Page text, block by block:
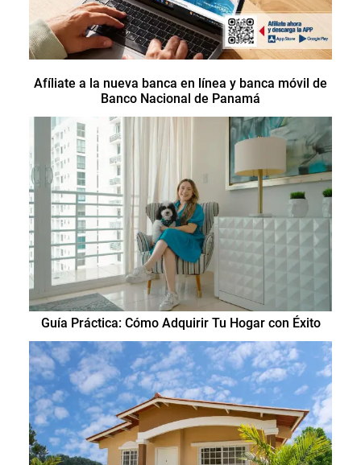
Afíliate a la nueva banca en línea y banca móvil de
Banco Nacional de Panamá
Guía Práctica: Cómo Adquirir Tu Hogar con Éxito